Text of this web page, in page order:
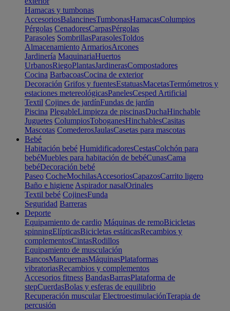
Hamacas y tumbonas
AccesoriosBalancinesTumbonasHamacasColumpios
Pérgolas CenadoresCarpasPérgolas
Parasoles SombrillasParasolesToldos
Almacenamiento ArmariosArcones
Jardinería MaquinariaHuertos
UrbanosRiegoPlantasJardinerasCompostadores
Cocina BarbacoasCocina de exterior
Decoración Grifos y fuentesEstatuasMacetasTermómetros y
estaciones metereológicasPanelesCesped Artificial
Textil Cojines de jardínFundas de jardín
Piscina PlegableLimpieza de piscinasDuchaHinchable
Juguetes ColumpiosToboganesHinchablesCasitas
Mascotas ComederosJaulasCasetas para mascotas
Bebé
Habitación bebé HumidificadoresCestasColchón para
bebéMuebles para habitación de bebéCunasCama
bebéDecoración bebé
Paseo CocheMochilasAccesoriosCapazosCarrito ligero
Baño e higiene Aspirador nasalOrinales
Textil bebé CojinesFunda
Seguridad Barreras
Deporte
Equipamiento de cardio Máquinas de remoBicicletas
spinningElípticasBicicletas estáticasRecambios y
complementosCintasRodillos
Equipamiento de musculación
BancosMancuernasMáquinasPlataformas
vibratoriasRecambios y complementos
Accesorios fitness BandasBarrasPlataforma de
stepCuerdasBolas y esferas de equilibrio
Recuperación muscular ElectroestimulaciónTerapia de
percusión